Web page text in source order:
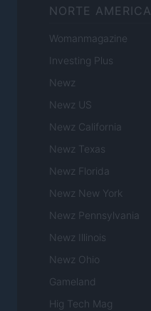
NORTE AMERICA
Womanmagazine
Investing Plus
Newz
Newz US
Newz California
Newz Texas
Newz Florida
Newz New York
Newz Pennsylvania
Newz Illinois
Newz Ohio
Gameland
Hig Tech Mag